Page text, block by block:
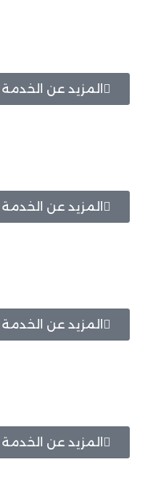
المزيد عن الخدمة
المزيد عن الخدمة
المزيد عن الخدمة
المزيد عن الخدمة